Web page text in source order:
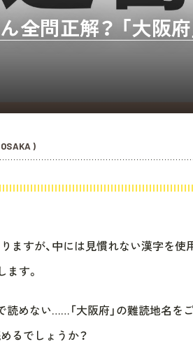
全問正解？ 「大阪府
)
ますが、中には見慣れない漢字を使
ます。
読めない……「大阪府」の難読地名を
るでしょうか？